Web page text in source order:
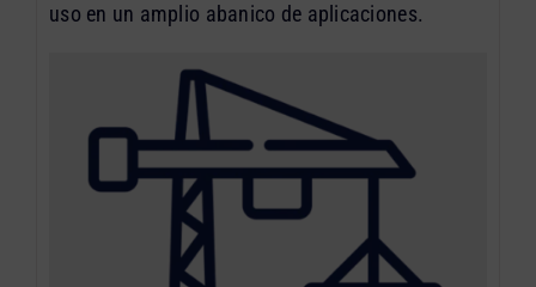
uso en un amplio abanico de aplicaciones.